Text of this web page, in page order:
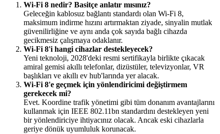
Wi-Fi 8 nedir? Basitçe anlatır mısınız?
Geleceğin kablosuz bağlantı standardı olan Wi-Fi 8,
maksimum indirme hızını artırmaktan ziyade, sinyalin mutlak
güvenilirliğine ve aynı anda çok sayıda bağlı cihazda
gecikmesiz çalışmaya odaklanır.
Wi-Fi 8'i hangi cihazlar destekleyecek?
Yeni teknoloji, 2028'deki resmi sertifikayla birlikte çıkacak
amiral gemisi akıllı telefonlar, dizüstüler, televizyonlar, VR
başlıkları ve akıllı ev hub'larında yer alacak.
Wi-Fi 8'e geçmek için yönlendiricimi değiştirmem
gerekecek mi?
Evet. Koordine trafik yönetimi gibi tüm donanım avantajlarını
kullanmak için IEEE 802.11bn standardını destekleyen yeni
bir yönlendiriciye ihtiyacınız olacak. Ancak eski cihazlarla
geriye dönük uyumluluk korunacak.